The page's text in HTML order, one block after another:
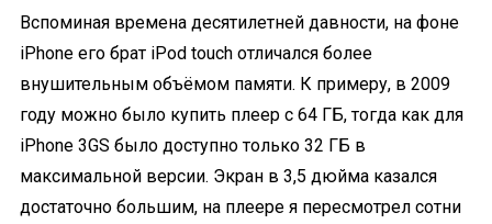
Вспоминая времена десятилетней давности, на фоне
iPhone его брат iPod touch отличался более
внушительным объёмом памяти. К примеру, в 2009
году можно было купить плеер с 64 ГБ, тогда как для
iPhone 3GS было доступно только 32 ГБ в
максимальной версии. Экран в 3,5 дюйма казался
достаточно большим, на плеере я пересмотрел сотни